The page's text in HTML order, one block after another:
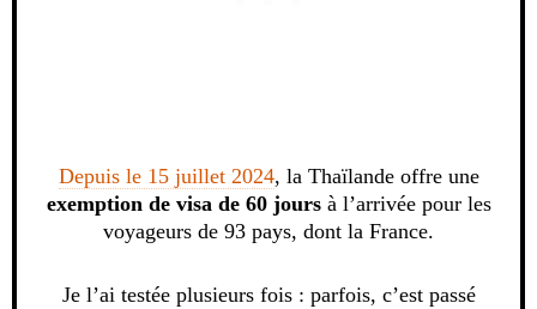
Depuis le 15 juillet 2024, la Thaïlande offre une
exemption de visa de 60 joursà l’arrivée pour les
voyageurs de 93 pays, dont la France.
Je l’ai testée plusieurs fois : parfois, c’est passé